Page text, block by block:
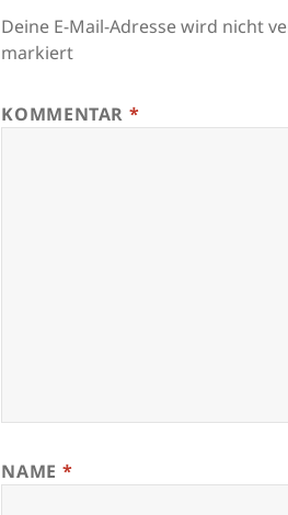
Deine E-Mail-Adresse wird nicht
markiert
KOMMENTAR *
NAME *